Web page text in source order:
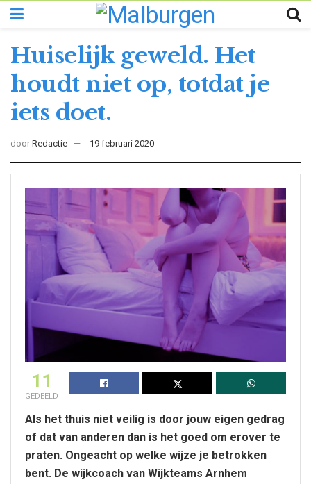
Huiselijk geweld. Het
houdt niet op, totdat je
iets doet.
door Redactie 19 februari 2020
11
GEDEELD
Als het thuis niet veilig is door jouw eigen gedrag
of dat van anderen dan is het goed om erover te
praten. Ongeacht op welke wijze je betrokken
bent. De wijkcoach van Wijkteams Arnhem